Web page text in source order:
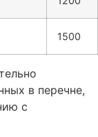
1500
в перечне,
с